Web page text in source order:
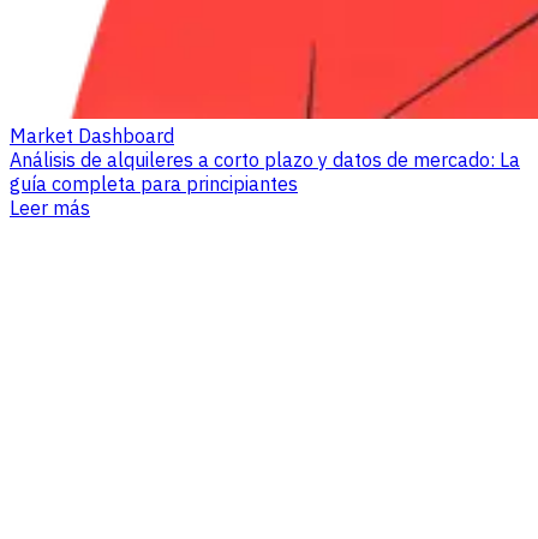
Market Dashboard
Análisis de alquileres a corto plazo y datos de mercado: La
guía completa para principiantes
Leer más